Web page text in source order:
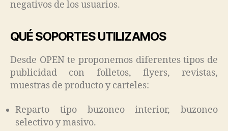
negativos de los usuarios.
QUÉ SOPORTES UTILIZAMOS
Desde OPEN te proponemos diferentes tipos de
publicidad con folletos, flyers, revistas,
muestras de producto y carteles:
Reparto tipo buzoneo interior, buzoneo
selectivo y masivo.